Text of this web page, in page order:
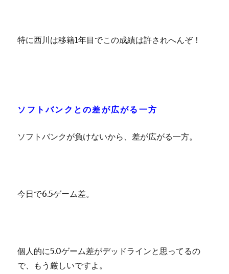
特に西川は移籍1年目でこの成績は許されへんぞ！
ソフトバンクとの差が広がる一方
ソフトバンクが負けないから、差が広がる一方。
今日で6.5ゲーム差。
個人的に5.0ゲーム差がデッドラインと思ってるの
で、もう厳しいですよ。